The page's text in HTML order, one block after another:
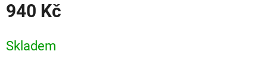
940 Kč
cena:
Skladem